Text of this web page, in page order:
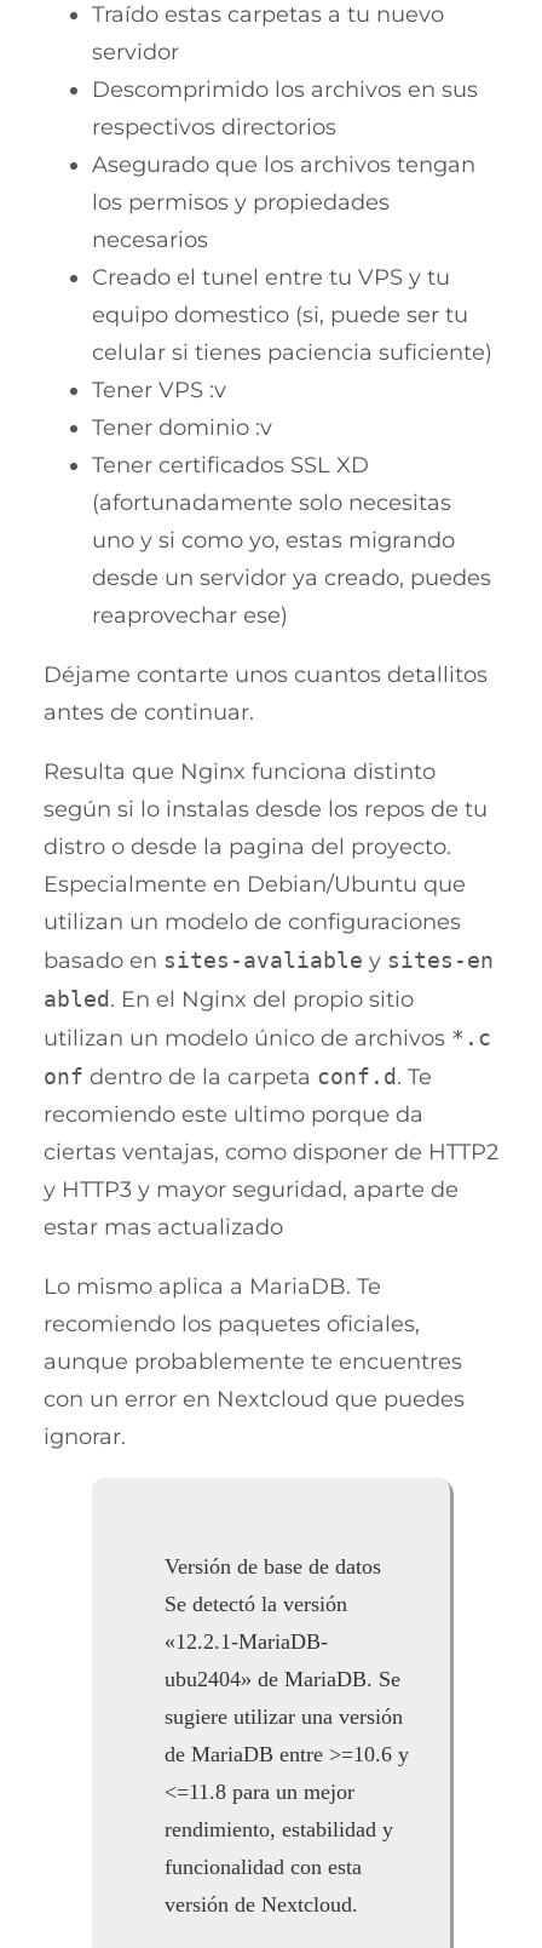
Traído estas carpetas a tu nuevo
servidor
Descomprimido los archivos en sus
respectivos directorios
Asegurado que los archivos tengan
los permisos y propiedades
necesarios
Creado el tunel entre tu VPS y tu
equipo domestico (si, puede ser tu
celular si tienes paciencia suficiente)
Tener VPS :v
Tener dominio :v
Tener certificados SSL XD
(afortunadamente solo necesitas
uno y si como yo, estas migrando
desde un servidor ya creado, puedes
reaprovechar ese)
Déjame contarte unos cuantos detallitos
antes de continuar.
Resulta que Nginx funciona distinto
según si lo instalas desde los repos de tu
distro o desde la pagina del proyecto.
Especialmente en Debian/Ubuntu que
utilizan un modelo de configuraciones
basado en sites-avaliable y sites-en
abled. En el Nginx del propio sitio
utilizan un modelo único de archivos *.c
onf dentro de la carpeta conf.d. Te
recomiendo este ultimo porque da
ciertas ventajas, como disponer de HTTP2
y HTTP3 y mayor seguridad, aparte de
estar mas actualizado
Lo mismo aplica a MariaDB. Te
recomiendo los paquetes oficiales,
aunque probablemente te encuentres
con un error en Nextcloud que puedes
ignorar.
Versión de base de datos
Se detectó la versión
«12.2.1-MariaDB-
ubu2404» de MariaDB. Se
sugiere utilizar una versión
de MariaDB entre >=10.6 y
<=11.8 para un mejor
rendimiento, estabilidad y
funcionalidad con esta
versión de Nextcloud.